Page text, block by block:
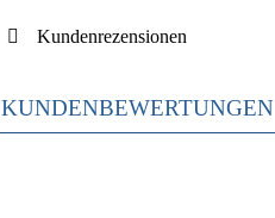
Kundenrezensionen
KUNDENBEWERTUNGEN